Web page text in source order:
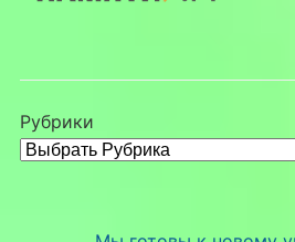
Рубрики